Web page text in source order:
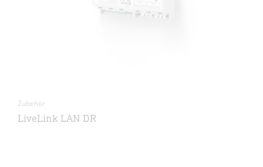
Zubehör
LiveLink LAN DR